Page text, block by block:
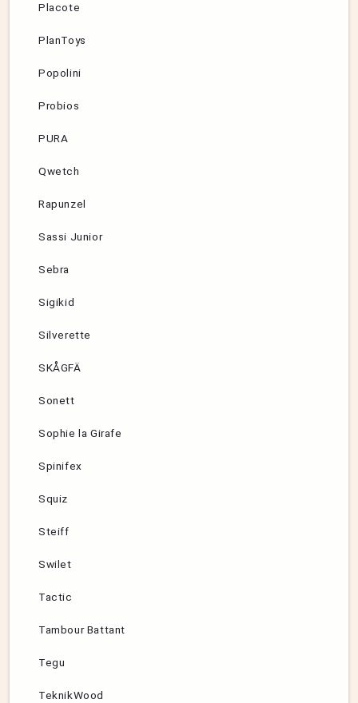
Placote
PlanToys
Popolini
Probios
PURA
Qwetch
Rapunzel
Sassi Junior
Sebra
Sigikid
Silverette
SKÅGFÄ
Sonett
Sophie la Girafe
Spinifex
Squiz
Steiff
Swilet
Tactic
Tambour Battant
Tegu
TeknikWood